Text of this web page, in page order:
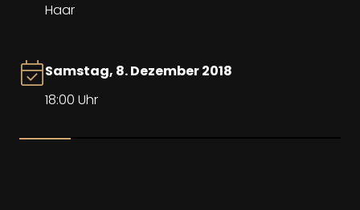
Haar
Samstag, 8. Dezember 2018
18:00 Uhr